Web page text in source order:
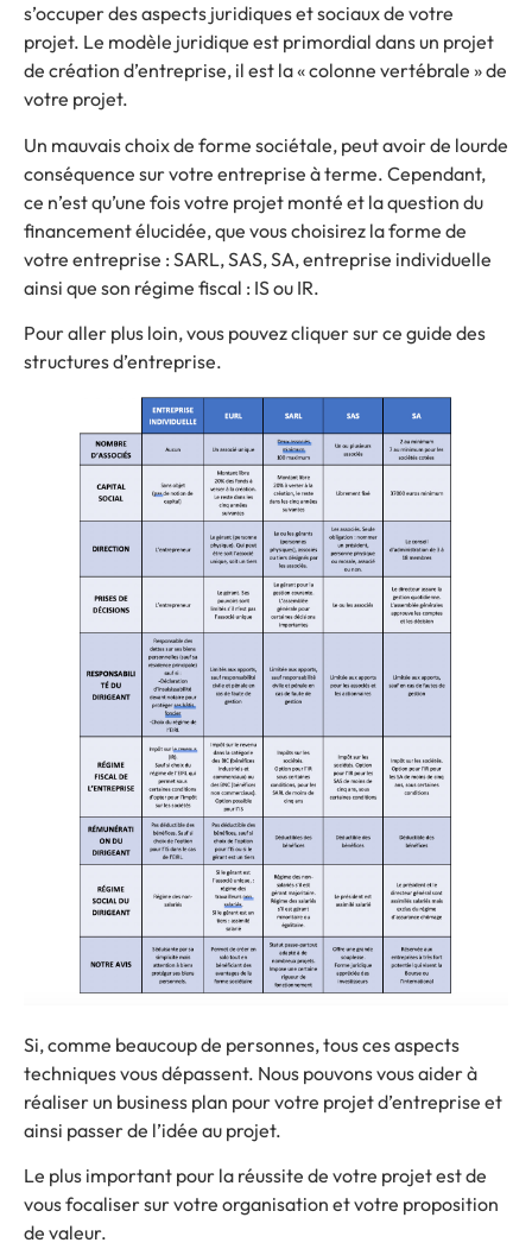
s’occuper des aspects juridiques et sociaux de votre
projet. Le modèle juridique est primordial dans un projet
de création d’entreprise, il est la « colonne vertébrale » de
votre projet.
Un mauvais choix de forme sociétale, peut avoir de lourde
conséquence sur votre entreprise à terme. Cependant,
ce n’est qu’une fois votre projet monté et la question du
financement élucidée, que vous choisirez la forme de
votre entreprise : SARL, SAS, SA, entreprise individuelle
ainsi que son régime fiscal : IS ou IR.
Pour aller plus loin, vous pouvez cliquer sur ce guide des
structures d’entreprise.
Si, comme beaucoup de personnes, tous ces aspects
techniques vous dépassent. Nous pouvons vous aider à
réaliser un business plan pour votre projet d’entreprise et
ainsi passer de l’idée au projet.
Le plus important pour la réussite de votre projet est de
vous focaliser sur votre organisation et votre proposition
de valeur.